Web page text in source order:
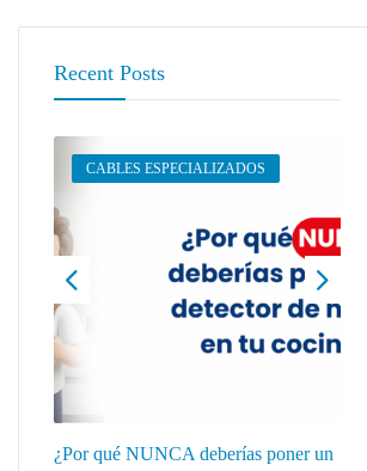
Recent Posts
CABLES ESPECIALIZADOS
¿Por qué NUNCA deberías poner un